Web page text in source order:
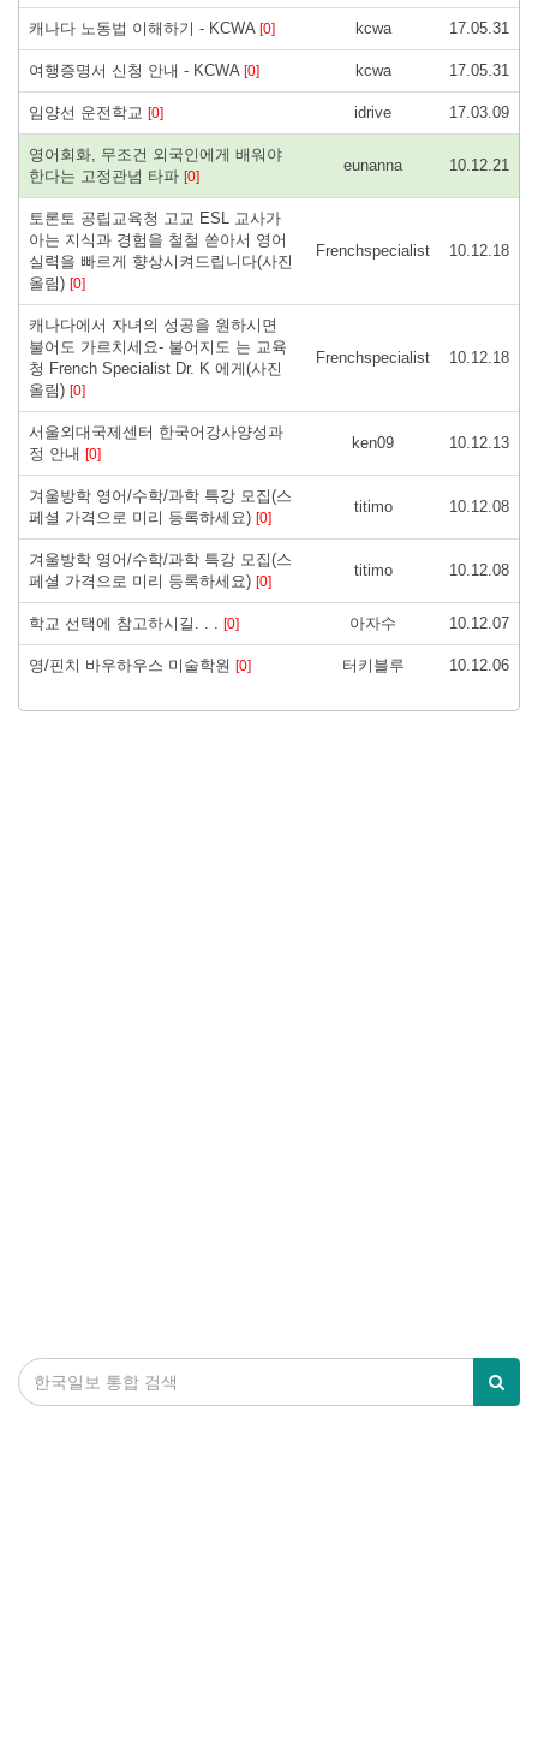
캐나다 노동법 이해하기 - KCWA [0] kcwa 17.05.31
여행증명서 신청 안내 - KCWA [0] kcwa 17.05.31
임양선 운전학교 [0] idrive 17.03.09
영어회화, 무조건 외국인에게 배워야
한다는 고정관념 타파 [0]
eunanna 10.12.21
토론토 공립교육청 고교 ESL 교사가
아는 지식과 경험을 철철 쏟아서 영어
실력을 빠르게 향상시켜드립니다(사진
올림) [0]
Frenchspecialist 10.12.18
캐나다에서 자녀의 성공을 원하시면
불어도 가르치세요- 불어지도 는 교육
청 French Specialist Dr. K 에게(사진
올림) [0]
Frenchspecialist 10.12.18
서울외대국제센터 한국어강사양성과
정 안내 [0]
ken09 10.12.13
겨울방학 영어/수학/과학 특강 모집(스
페셜 가격으로 미리 등록하세요) [0]
titimo 10.12.08
겨울방학 영어/수학/과학 특강 모집(스
페셜 가격으로 미리 등록하세요) [0]
titimo 10.12.08
학교 선택에 참고하시길. . . [0] 아자수 10.12.07
영/핀치 바우하우스 미술학원 [0] 터키블루 10.12.06